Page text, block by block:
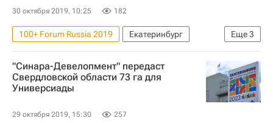
30 октября 2019, 10:25 182
Еще3
100+ Forum Russia 2019
Екатеринбург
Москва
Синара Девелоперы
"Синара-Девелопмент" передаст
Свердловской области 73 га для
Универсиады
29 октября 2019, 15:30 257